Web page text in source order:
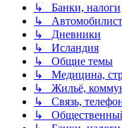
↳ Банки, налоги
↳
↳ Дневники
↳ Исландия
↳ Общие темы
↳ Медицина,
↳ Жильё,
↳ Связь,
↳